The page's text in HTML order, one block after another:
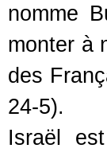
nomme
monter à
des
24-5).
Israël